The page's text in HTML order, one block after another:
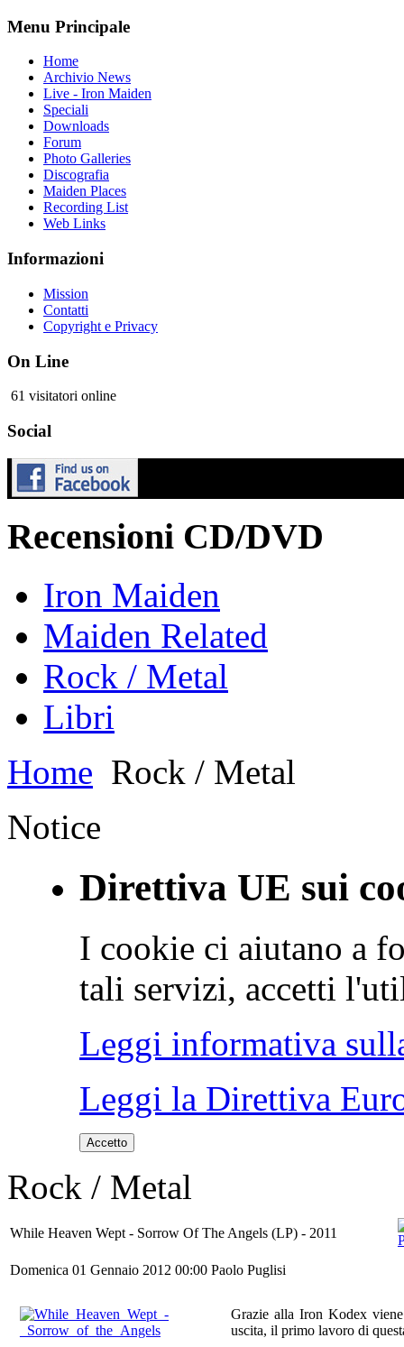
Menu Principale
Home
Archivio News
Live - Iron Maiden
Speciali
Downloads
Forum
Photo Galleries
Discografia
Maiden Places
Recording List
Web Links
Informazioni
Mission
Contatti
Copyright e Privacy
On Line
61 visitatori online
Social
Recensioni CD/DVD
Iron Maiden
Maiden Related
Rock / Metal
Libri
Home Rock / Metal
Notice
Direttiva UE sui
I cookie ci aiutano a
tali servizi, accetti
Leggi informativa
Leggi la Direttiva
Accetto
Rock / Metal
While Heaven Wept - Sorrow Of The Angels (LP) - 2011
Domenica 01 Gennaio 2012 00:00 Paolo Puglisi
Grazie alla Iron Kodex
uscita, il primo lavoro di